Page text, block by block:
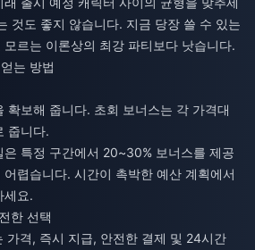
것도 좋지 않습니다. 지금 당장 쓸 수 있는
르는 이론상의 최강 파티보다 낫습니다.
는 방법
확보해 줍니다. 초회 보너스는 각 가격대
줍니다.
은 특정 구간에서 20~30% 보너스를 제공
렵습니다. 시간이 촉박한 예산 계획에서
세요.
한 선택
가격, 즉시 지급, 안전한 결제 및 24시간